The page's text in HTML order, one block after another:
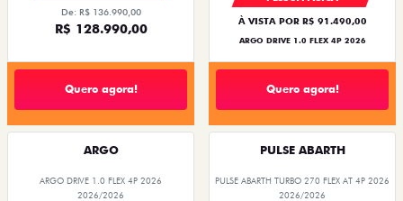
De: R$ 136.990,00
R$ 128.990,00
Quero agora!
À VISTA POR R$ 91.490,00
ARGO DRIVE 1.0 FLEX 4P 2026
Quero agora!
ARGO
ARGO DRIVE 1.0 FLEX 4P 2026
2026/2026
PULSE ABARTH
PULSE ABARTH TURBO 270 FLEX AT 4P 2026
2026/2026